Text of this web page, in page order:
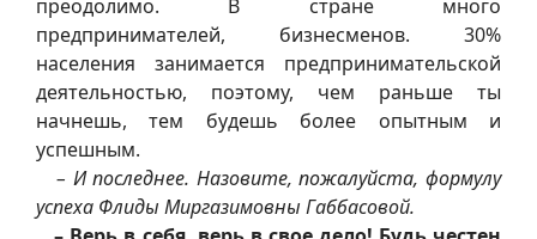
преодолимо. В стране много
предпринимателей, бизнесменов. 30%
населения занимается предпринимательской
деятельностью, поэтому, чем раньше ты
начнешь, тем будешь более опытным и
успешным.
– И последнее. Назовите, пожалуйста, формулу
успеха Флиды Миргазимовны Габбасовой.